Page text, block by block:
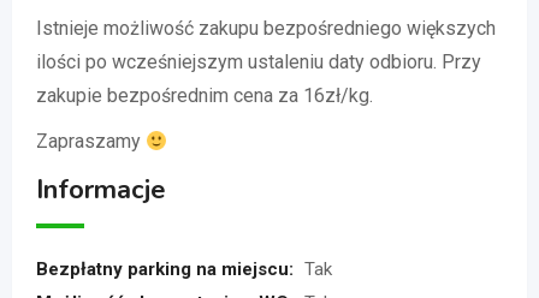
Istnieje możliwość zakupu bezpośredniego większych
ilości po wcześniejszym ustaleniu daty odbioru. Przy
zakupie bezpośrednim cena za 16zł/kg.
Zapraszamy
Informacje
Bezpłatny parking na miejscu: Tak